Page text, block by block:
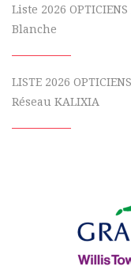
Liste 2026 OPTICIENS
Blanche
LISTE 2026
Réseau KALIXIA